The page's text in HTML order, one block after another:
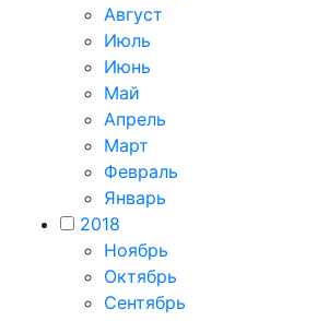
Август
Июль
Июнь
Май
Апрель
Март
Февраль
Январь
2018
Ноябрь
Октябрь
Сентябрь